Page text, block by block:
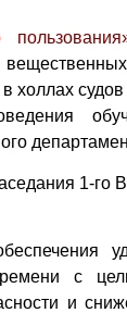
холлах
1-го
с
и